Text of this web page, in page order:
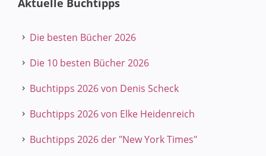
Aktuelle Buchtipps
Die besten Bücher 2026
Die 10 besten Bücher 2026
Buchtipps 2026 von Denis Scheck
Buchtipps 2026 von Elke Heidenreich
Buchtipps 2026 der "New York Times"